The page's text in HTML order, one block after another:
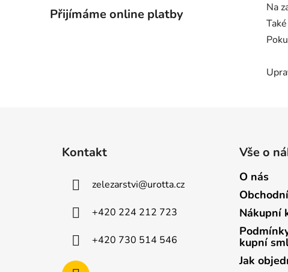
Přijímáme online platby
Na
Kontakt
zelezarstvi@urotta.cz
+420 224 212 723
+420 730 514 546
Vše o
O nás
Nákupní
kupní
Jak